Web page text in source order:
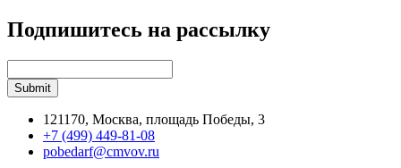
Подпишитесь на рассылку
121170, Москва, площадь Победы, 3
+7 (499) 449-81-08
pobedarf@cmvov.ru